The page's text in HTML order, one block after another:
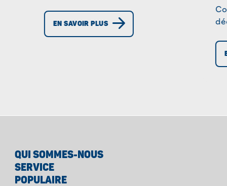
réaliser avec des feuilles de filo.
EN SAVOIR PLUS
QUI SOMMES-NOUS
SERVICE
POPULAIRE